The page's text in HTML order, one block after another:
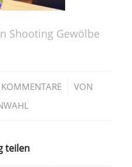
Shooting Gewölbe
/
VON
teilen